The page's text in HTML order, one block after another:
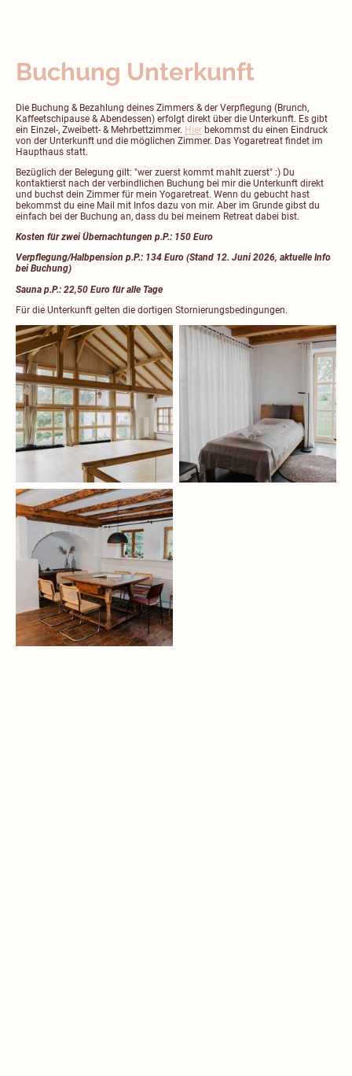
Buchung Unterkunft
Die Buchung & Bezahlung deines Zimmers & der Verpflegung (Brunch,
Kaffeetschipause & Abendessen) erfolgt direkt über die Unterkunft. Es gibt
ein Einzel-, Zweibett- & Mehrbettzimmer. Hier bekommst du einen Eindruck
von der Unterkunft und die möglichen Zimmer. Das Yogaretreat findet im
Haupthaus statt.
Bezüglich der Belegung gilt: "wer zuerst kommt mahlt zuerst" :) Du
kontaktierst nach der verbindlichen Buchung bei mir die Unterkunft direkt
und buchst dein Zimmer für mein Yogaretreat. Wenn du gebucht hast
bekommst du eine Mail mit Infos dazu von mir. Aber im Grunde gibst du
einfach bei der Buchung an, dass du bei meinem Retreat dabei bist.
Kosten für zwei Übernachtungen p.P.: 150 Euro
Verpflegung/Halbpension p.P.: 134 Euro (Stand 12. Juni 2026, aktuelle Info
bei Buchung)
Sauna p.P.: 22,50 Euro für alle Tage
Für die Unterkunft gelten die dortigen Stornierungsbedingungen.